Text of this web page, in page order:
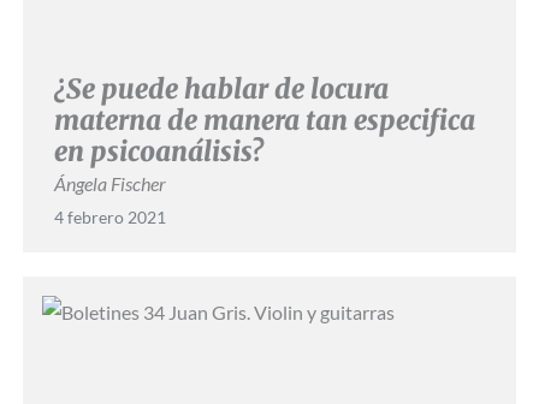
¿Se puede hablar de locura
materna de manera tan especifica
en psicoanálisis?
Ángela Fischer
4 febrero 2021